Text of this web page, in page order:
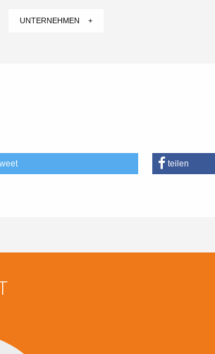
UNTERNEHMEN +
teilen